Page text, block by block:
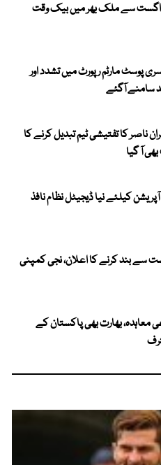
جماعت اسلامی کا 16 اگست سے ملک بھر میں بیک وقت
پوسٹ مارٹم رپورٹ میں تشدد اور
سامنے آگئے
ناصر کا تفتیشی ٹیم تبدیل کرنے کا
آ گیا
حج آپریشن کیلئے نیا ڈیجیٹل نظام نافذ
بس سروس 11 اگست سے بند کرنے کا اعلان، نجی کمپنی
معاہدہ، بھارت بھی پاکستان کے